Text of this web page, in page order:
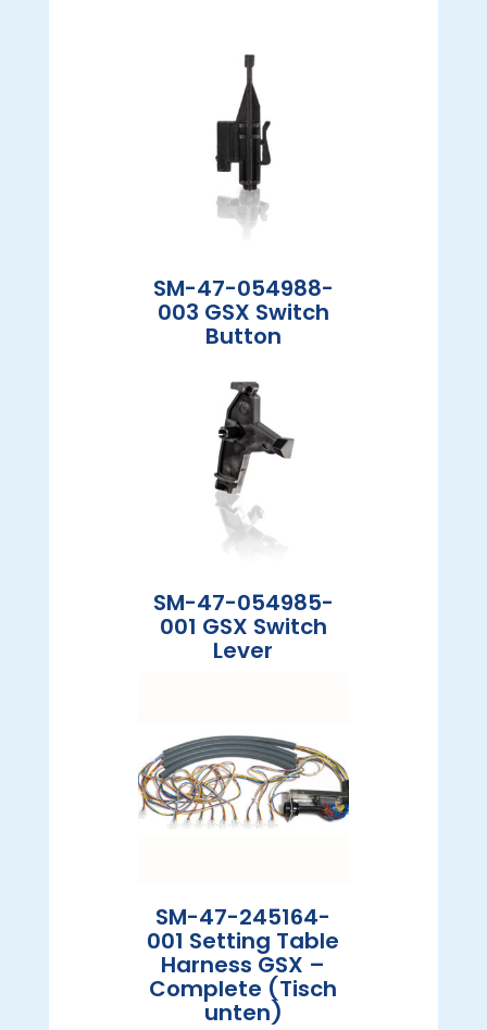
SM-47-054988-
003 GSX Switch
Button
SM-47-054985-
001 GSX Switch
Lever
SM-47-245164-
001 Setting Table
Harness GSX –
Complete (Tisch
unten)